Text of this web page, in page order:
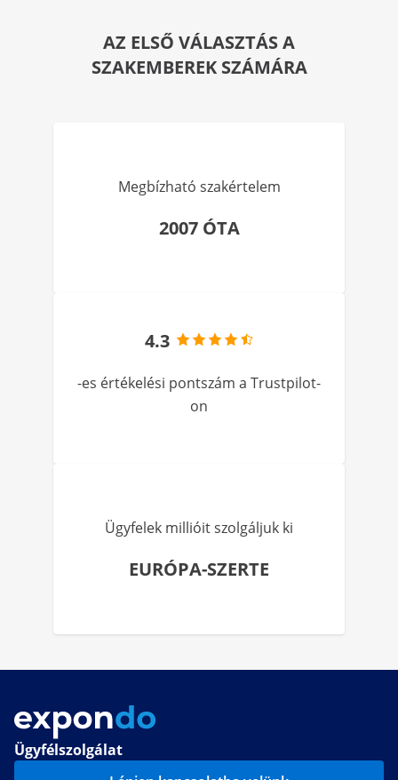
AZ ELSŐ VÁLASZTÁS A
SZAKEMBEREK SZÁMÁRA
Megbízható szakértelem
2007 ÓTA
4.3
-es értékelési pontszám a Trustpilot-
on
Ügyfelek millióit szolgáljuk ki
EURÓPA-SZERTE
Ügyfélszolgálat